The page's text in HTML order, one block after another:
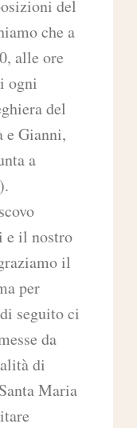
del
che a
alle ore
ogni
del
e Gianni,
a
e il nostro
il
per
seguito ci
da
di
Maria